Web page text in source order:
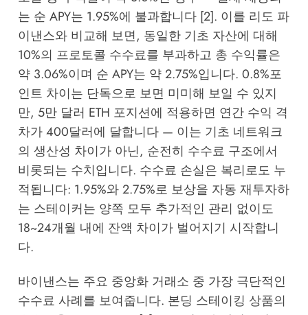
는 순 APY는 1.95%에 불과합니다 [2]. 이를 리도 파
이낸스와 비교해 보면, 동일한 기초 자산에 대해
10%의 프로토콜 수수료를 부과하고 총 수익률은
약 3.06%이며 순 APY는 약 2.75%입니다. 0.8%포
인트 차이는 단독으로 보면 미미해 보일 수 있지
만, 5만 달러 ETH 포지션에 적용하면 연간 수익 격
차가 400달러에 달합니다 — 이는 기초 네트워크
의 생산성 차이가 아닌, 순전히 수수료 구조에서
비롯되는 수치입니다. 수수료 손실은 복리로도 누
적됩니다: 1.95%와 2.75%로 보상을 자동 재투자하
는 스테이커는 양쪽 모두 추가적인 관리 없이도
18~24개월 내에 잔액 차이가 벌어지기 시작합니
다.
바이낸스는 주요 중앙화 거래소 중 가장 극단적인
수수료 사례를 보여줍니다. 본딩 스테이킹 상품의